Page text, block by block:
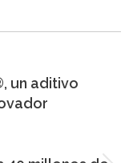
un aditivo